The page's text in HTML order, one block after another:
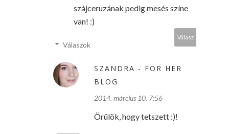
szájceruzának pedig mesés színe
van! :)
Válasz
Válaszok
SZANDRA - FOR HER
BLOG
2014. március 10. 7:56
Örülök, hogy tetszett :)!